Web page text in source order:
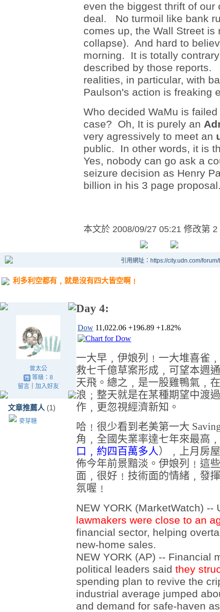
even the biggest thrift of
deal. No turmoil like bank
comes up, the Wall Street is
collapse). And hard to
morning. It is totally
described by those
realities, in particular, with
Paulson's action is freaking
Who decided WaMu is
case? Oh, It is purely an
very agressively to meet an
public. In other words, it is
Yes, nobody can go ask a
seizure decision as Henry
billion in his 3 page
本文於 2008/09/27 05:21 修改第 2
引用網址：https://city.udn.com/
利多利空都有﹐就是沒有四大皆空啊﹗
曾太公
等級：8
留言｜ 加入好友
文章推薦人 (1)
麥芽糖
Day 4:
Dow 11,022.06 +196.89 +1.82%
一大早﹐伊娘列﹗一大堆喜雀
救七千億草案形成﹐可望本週
天飛。總之﹐是一股雞鴨氣﹐
浪﹔整天就是在某種期望中渡
作﹐更忽視經濟新知。
哈﹗很少看到老美第一大
角 ﹐全國失業率達七年來最高
口﹐約四百萬多人）﹐上月房
佈今年前景黯淡。伊娘列﹗這
面﹐很好﹗技術面的情緒﹐發
氛喔﹗
NEW YORK (MarketWatch)
lawmakers were close to an
financial sector, helping
new-home sales.
NEW YORK (AP) -- Financial
political leaders said they
spending plan to revive the
industrial average jumped
and demand for safe-haven